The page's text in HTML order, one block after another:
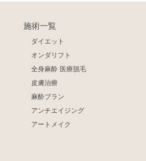
施術一覧
ダイエット
オンダリフト
全身麻酔 医療脱毛
皮膚治療
麻酔プラン
アンチエイジング
アートメイク